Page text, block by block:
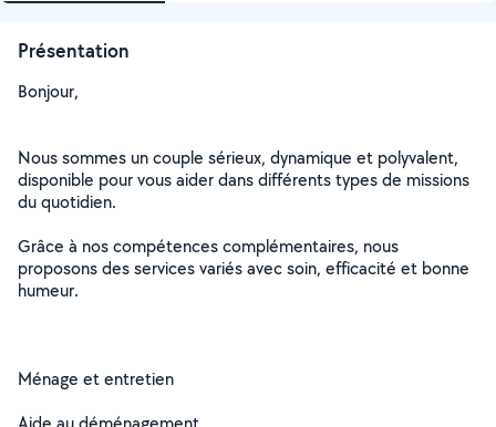
Présentation
Bonjour,
Nous sommes un couple sérieux, dynamique et polyvalent,
disponible pour vous aider dans différents types de missions
du quotidien.
Grâce à nos compétences complémentaires, nous
proposons des services variés avec soin, efficacité et bonne
humeur.
Ménage et entretien